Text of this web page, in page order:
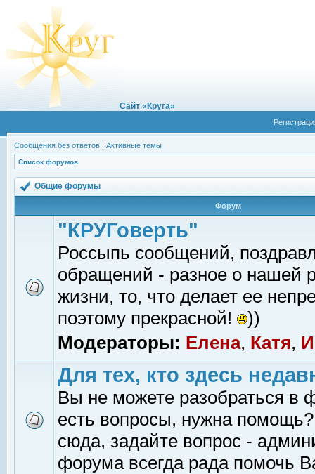
Сайт «Круга»
Сообщения без ответов | Активные темы
Список форумов
Общие форумы
Форум
"КРУГоверть"
Россыпь сообщений,
обращений - разное о нашей
жизни, то, что делает ее
поэтому прекрасной!
))
Модераторы: Елена, Катя,
Для тех, кто здесь
Вы не можете разобраться в
есть вопросы, нужна помощь?
сюда, задайте вопрос -
форума всегда рада помочь